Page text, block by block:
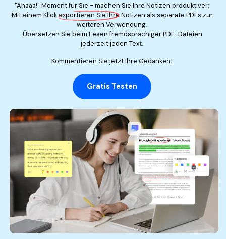
"Ahaaa!" Moment für Sie - machen Sie Ihre Notizen produktiver:
·Mit einem Klickexportieren Sie Ihre Notizen als separate PDFs zur
weiteren Verwendung.
·Übersetzen Sie beim Lesen fremdsprachiger PDF-Dateien
jederzeit jeden Text.
Kommentieren Sie jetzt Ihre Gedanken:
Gratis Testen